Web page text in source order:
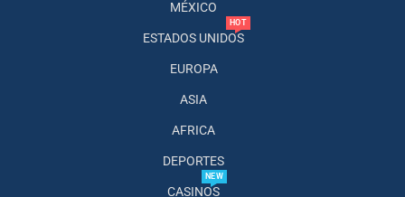
MÉXICO
ESTADOS UNIDOS
HOT
EUROPA
ASIA
AFRICA
DEPORTES
CASINOS
NEW